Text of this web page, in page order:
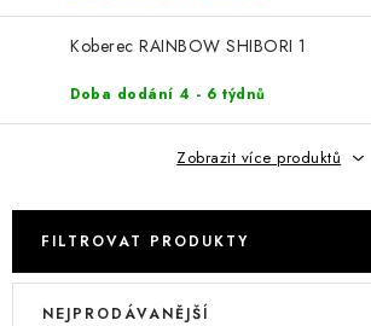
DOPLŇKY
Doprava a platba
GDPR
Koberec RAINBOW SHIBORI 1
Doba dodání 4 - 6 týdnů
Zobrazit více produktů
FILTROVAT PRODUKTY
V
Ř
NEJPRODÁVANĚJŠÍ